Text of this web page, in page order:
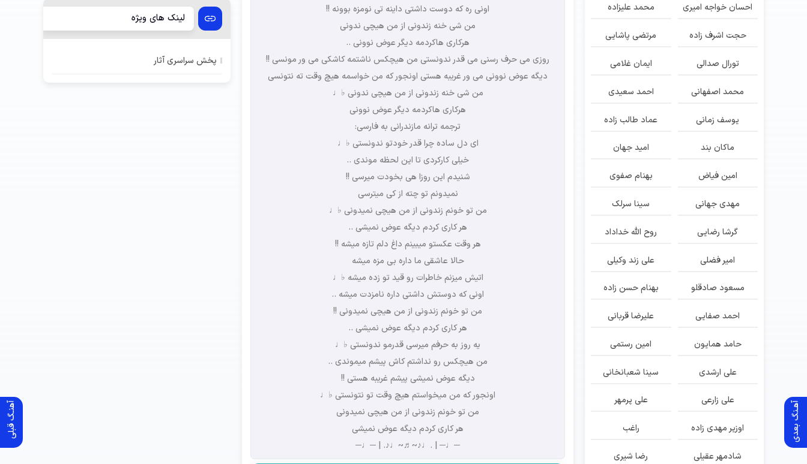
آهنـگ قبلی آهـنگ بعدی
اونی ره که دوست داشتی داینه تی نومزه بوونه !!
من شی خنه زندونی از من هیچی ندونی
هرکاری هاکردمه دیگر عوض نوونی ..
روزی می حرف رسنی می قدر ندونستی من هیچکس ناشتمه کاشکی می ور مونسی !!
دیگه عوض نوونی می ور غریبه هستی اونجور که من خواسمه هیچ وقت ته نتونسی
من شی خنه زندونی از من هیچی ندونی ♭♩
هرکاری هاکردمه دیگر عوض نوونی
ترجمه ترانه مازندرانی به فارسی:
ای دل ساده چرا قدر خودتو ندونستی ♭♩
خیلی کارکردی تا این لحظه موندی ..
شنیدم این روزا هی بخودت میرسی !!
نمیدونم تو چته از کی میترسی
من تو خونم زندونی از من هیچی نمیدونی ♭♩
هر کاری کردم دیگه عوض نمیشی ..
هر وقت عکستو میبینم داغ دلم تازه میشه !!
حالا عاشقی ما داره بی مزه میشه
اتیش میزنم خاطرات رو قید تو زده میشه ♭♩
اونی که دوستش داشتی داره نامزدت میشه ..
من تو خونم زندونی از من هیچی نمیدونی !!
هر کاری کردم دیگه عوض نمیشی ..
یه روز به حرفم میرسی قدرمو ندونستی ♭♩
من هیچکس رو نداشتم کاش پیشم میموندی ..
دیگه عوض نمیشی پیشم غریبه هستی !!
اونجور که من میخواستم هیچ وقت تو نتونستی ♭♩
من تو خونم زندونی از من هیچی نمیدونی
هر کاری کردم دیگه عوض نمیشی
─♩─ | .♩♪~♬~♩♪. | ─♩─
احسان خواجه امیری محمد علیزاده
حجت اشرف زاده مرتضی پاشایی
تورال صدالی ایمان غلامی
محمد اصفهانی احمد سعیدی
یوسف زمانی عماد طالب زاده
ماکان بند امید جهان
امین فیاض بهنام صفوی
مهدی جهانی سینا سرلک
گرشا رضایی روح الله خداداد
امیر فضلی علی زند وکیلی
مسعود صادقلو بهنام حسن زاده
احمد صفایی علیرضا قربانی
حامد همایون امین رستمی
علی ارشدی سینا شعبانخانی
علی زارعی علی پرمهر
اوزیر مهدی زاده راغب
شادمهر عقیلی رضا شیری
لینک های ویژه
پخش سراسری آثار